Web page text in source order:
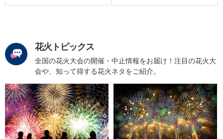
花火トピックス
全国の花火大会の開催・中止情報をお届け！注目の花火大
会や、知って得する花火ネタをご紹介。